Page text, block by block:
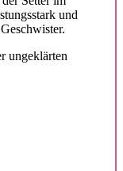
und
ungeklärten